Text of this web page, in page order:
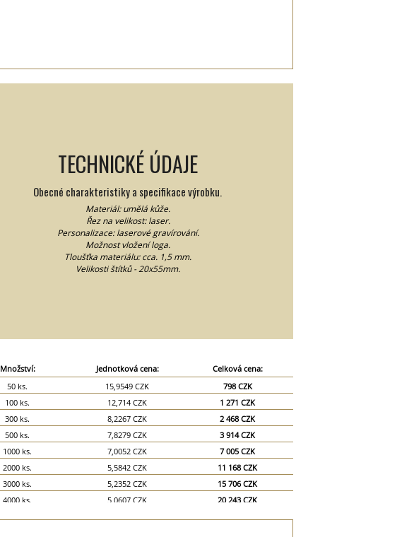
TECHNICKÉ ÚDAJE
Obecné charakteristiky a specifikace výrobku.
Materiál: umělá kůže.
Řez na velikost: laser.
Personalizace: laserové gravírování.
Možnost vložení loga.
Tloušťka materiálu: cca. 1,5 mm.
Velikosti štítků - 20x55mm.
Množství: Jednotková cena:
Celková cena:
50 ks.
15,9549 CZK
798 CZK
100 ks.
12,714 CZK
1 271 CZK
300 ks.
8,2267 CZK
2 468 CZK
500 ks.
7,8279 CZK
3 914 CZK
1000 ks.
7,0052 CZK
7 005 CZK
2000 ks.
5,5842 CZK
11 168 CZK
3000 ks.
5,2352 CZK
15 706 CZK
4000 ks.
5,0607 CZK
20 243 CZK